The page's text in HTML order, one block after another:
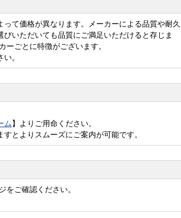
て価格が異なります。メーカーによる品質や耐久
いただいても品質にご満足いただけると存じま
ごとに特徴がございます。
。
ム 】よりご用命ください。
とよりスムーズにご案内が可能です。
をご確認ください。